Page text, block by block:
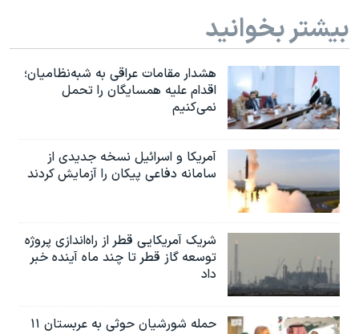
بیشتر بخوانید
هشدار مقامات عراقی به شبه‌نظامیان؛
اقدام علیه همسایگان را تحمل
نمی‌کنیم
آمریکا و اسرائیل نسخه جدیدی از
سامانه دفاعی پیکان را آزمایش کردند
شریک آمریکایی قطر از راه‌اندازی پروژه
توسعه گاز قطر تا چند ماه آینده خبر
داد
حمله شورشیان حوثی به عربستان ۱۱